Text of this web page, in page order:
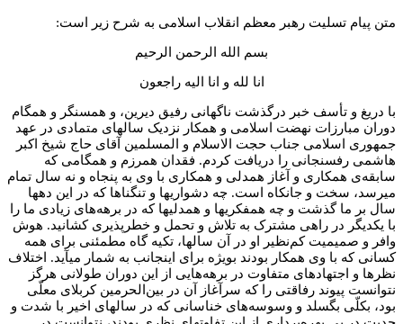
متن پیام تسلیت رهبر معظم انقلاب اسلامی به شرح زیر است:
بسم الله الرحمن الرحیم
انا لله و انا الیه راجعون
با دریغ و تأسف خبر درگذشت ناگهانی رفیق دیرین، و همسنگر و همگام
دوران مبارزات نهضت اسلامی و همکار نزدیک سالهای متمادی در عهد
جمهوری اسلامی جناب حجت الاسلام و المسلمین آقای حاج شیخ اکبر
هاشمی رفسنجانی را دریافت کردم. فقدان همرزم و همگامی که
سابقه‌ی همکاری و آغاز همدلی و همکاری با وی به پنجاه و نه سال تمام
میرسد، سخت و جانکاه است. چه دشواریها و تنگناها که در این دهها
سال بر ما گذشت و چه همفکریها و همدلیها که در برهه‌های زیادی ما را
با یکدیگر در راهی مشترک به تلاش و تحمل و خطرپذیری کشانید. هوش
وافر و صمیمیت کم‌نظیر او در آن سالها، تکیه گاه مطمئنی برای همه
کسانی که با وی همکار بودند بویژه برای اینجانب به شمار میآید. اختلاف
نظرها و اجتهادهای متفاوت در برهه‌هایی از این دوران طولانی هرگز
نتوانست پیوند رفاقتی را که سرآغاز آن در بین‌الحرمین کربلای معلّی
بود، بکلّی بگسلد و وسوسه‌های خناسانی که در سالهای اخیر با شدت و